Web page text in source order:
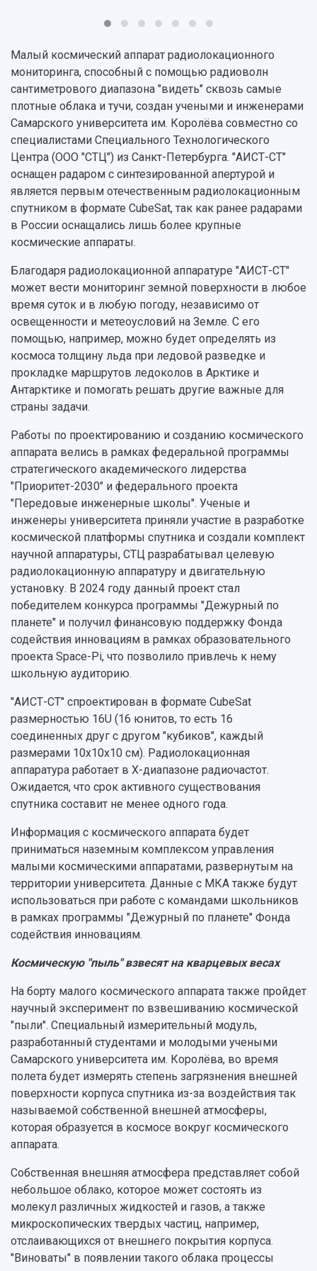
Инжиниринговый центр
Архив
Фирменный стиль
Устойчивое развитие
Кампус
3D-тур по университету
Музеи
Учебный аэродром
Центр истории авиационных двигателей
Ботанический сад
Умный дом бабочек
Международный межвузовский кампус
Сведения об образовательной организации
Официальные документы
Видеолекции
Противодействие COVID-19
Научно-технические разработки
Областной конкурс "Молодой учёный"
Отчеты о научно-исследовательской
деятельности
Журналы Самарского университета
Научные конференции
Патенты
Публикации и издания
Отчеты о проведенных конференциях
Малый космический аппарат радиолокационного
мониторинга, способный с помощью радиоволн
сантиметрового диапазона "видеть" сквозь самые
плотные облака и тучи, создан учеными и инженерами
Самарского университета им. Королёва совместно со
специалистами Специального Технологического
Центра (ООО "СТЦ") из Санкт-Петербурга. "АИСТ-СТ"
оснащен радаром с синтезированной апертурой и
является первым отечественным радиолокационным
спутником в формате CubeSat, так как ранее радарами
в России оснащались лишь более крупные
космические аппараты.
Благодаря радиолокационной аппаратуре "АИСТ-СТ"
может вести мониторинг земной поверхности в любое
время суток и в любую погоду, независимо от
освещенности и метеоусловий на Земле. С его
помощью, например, можно будет определять из
космоса толщину льда при ледовой разведке и
прокладке маршрутов ледоколов в Арктике и
Антарктике и помогать решать другие важные для
страны задачи.
Работы по проектированию и созданию космического
аппарата велись в рамках федеральной программы
стратегического академического лидерства
"Приоритет-2030" и федерального проекта
"Передовые инженерные школы". Ученые и
инженеры университета приняли участие в разработке
космической платформы спутника и создали комплект
научной аппаратуры, СТЦ разрабатывал целевую
радиолокационную аппаратуру и двигательную
установку. В 2024 году данный проект стал
победителем конкурса программы "Дежурный по
планете" и получил финансовую поддержку Фонда
содействия инновациям в рамках образовательного
проекта Space-Pi, что позволило привлечь к нему
школьную аудиторию.
"АИСТ-СТ" спроектирован в формате CubeSat
размерностью 16U (16 юнитов, то есть 16
соединенных друг с другом "кубиков", каждый
размерами 10х10х10 см). Радиолокационная
аппаратура работает в Х-диапазоне радиочастот.
Ожидается, что срок активного существования
спутника составит не менее одного года.
Информация с космического аппарата будет
приниматься наземным комплексом управления
малыми космическими аппаратами, развернутым на
территории университета. Данные с МКА также будут
использоваться при работе с командами школьников
в рамках программы "Дежурный по планете" Фонда
содействия инновациям.
Космическую "пыль" взвесят на кварцевых весах
На борту малого космического аппарата также пройдет
научный эксперимент по взвешиванию космической
"пыли". Специальный измерительный модуль,
разработанный студентами и молодыми учеными
Самарского университета им. Королёва, во время
полета будет измерять степень загрязнения внешней
поверхности корпуса спутника из-за воздействия так
называемой собственной внешней атмосферы,
которая образуется в космосе вокруг космического
аппарата.
Собственная внешняя атмосфера представляет собой
небольшое облако, которое может состоять из
молекул различных жидкостей и газов, а также
микроскопических твердых частиц, например,
отслаивающихся от внешнего покрытия корпуса.
"Виноваты" в появлении такого облака процессы